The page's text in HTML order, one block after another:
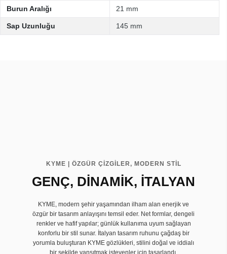
Burun Aralığı 21 mm
Sap Uzunluğu 145 mm
KYME | ÖZGÜR ÇİZGİLER, MODERN STİL
GENÇ, DİNAMİK, İTALYAN
KYME, modern şehir yaşamından ilham alan enerjik ve
özgür bir tasarım anlayışını temsil eder. Net formlar, dengeli
renkler ve hafif yapılar; günlük kullanıma uyum sağlayan
konforlu bir stil sunar. İtalyan tasarım ruhunu çağdaş bir
yorumla buluşturan KYME gözlükleri, stilini doğal ve iddialı
bir şekilde yansıtmak isteyenler için tasarlandı.